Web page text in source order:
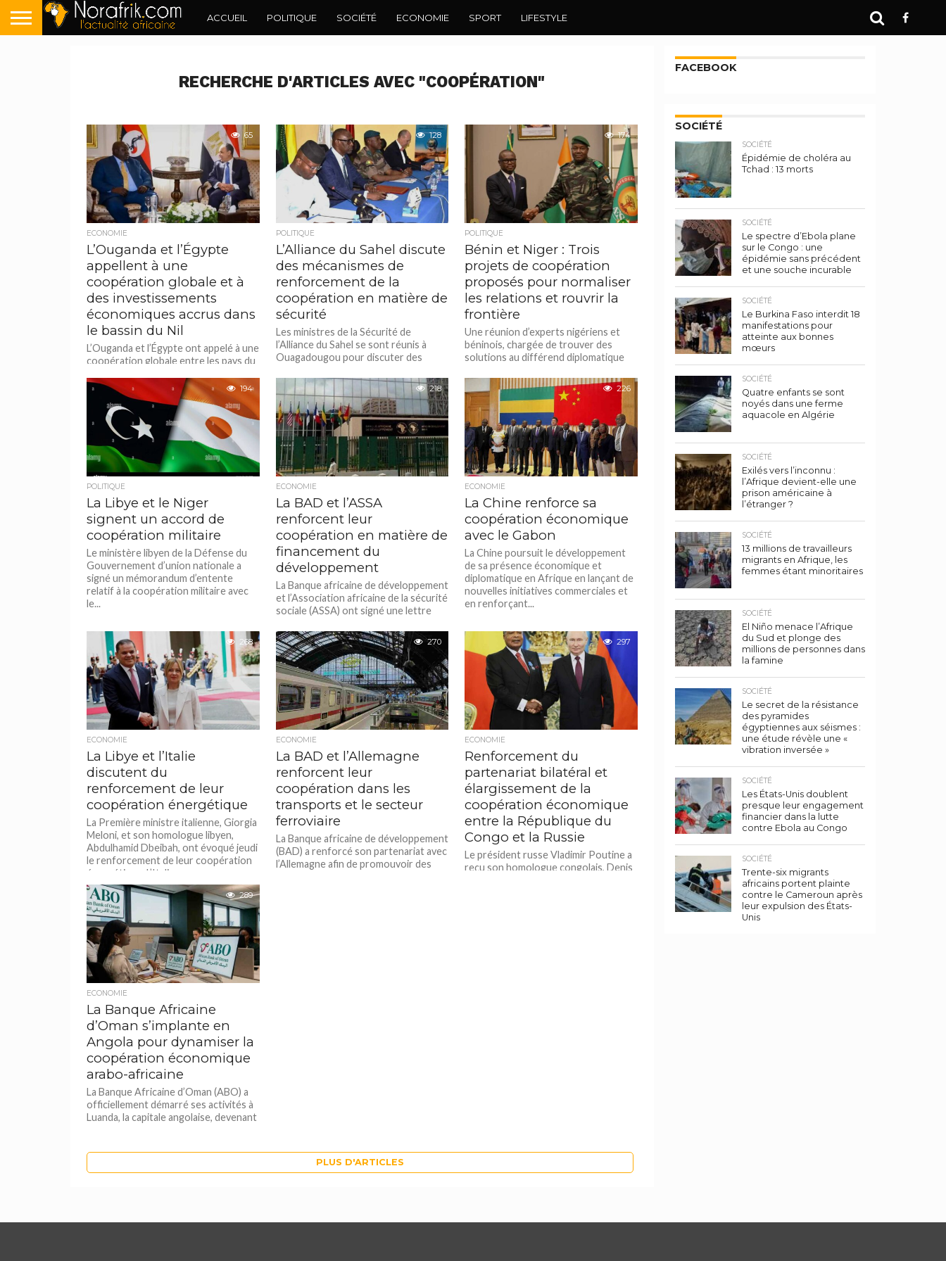
ACCUEIL POLITIQUE SOCIÉTÉ ECONOMIE SPORT LIFESTYLE
RECHERCHE D'ARTICLES AVEC "COOPÉRATION"
65
ECONOMIE
L’Ouganda et l’Égypte
appellent à une
coopération globale et à
des investissements
économiques accrus dans
le bassin du Nil
L’Ouganda et l’Égypte ont appelé à une
coopération globale entre les pays du
échanges commerciaux...
128
POLITIQUE
L’Alliance du Sahel discute
des mécanismes de
renforcement de la
coopération en matière de
sécurité
Les ministres de la Sécurité de
l’Alliance du Sahel se sont réunis à
Ouagadougou pour discuter des
174
POLITIQUE
Bénin et Niger : Trois
projets de coopération
proposés pour normaliser
les relations et rouvrir la
frontière
Une réunion d’experts nigériens et
béninois, chargée de trouver des
solutions au différend diplomatique
rouvrir...
194
POLITIQUE
La Libye et le Niger
signent un accord de
coopération militaire
Le ministère libyen de la Défense du
Gouvernement d’union nationale a
signé un mémorandum d’entente
relatif à la coopération militaire avec
le...
218
ECONOMIE
La BAD et l’ASSA
renforcent leur
coopération en matière de
financement du
développement
La Banque africaine de développement
et l’Association africaine de la sécurité
sociale (ASSA) ont signé une lettre
226
ECONOMIE
La Chine renforce sa
coopération économique
avec le Gabon
La Chine poursuit le développement
de sa présence économique et
diplomatique en Afrique en lançant de
nouvelles initiatives commerciales et
en renforçant...
268
ECONOMIE
La Libye et l’Italie
discutent du
renforcement de leur
coopération énergétique
La Première ministre italienne, Giorgia
Meloni, et son homologue libyen,
Abdulhamid Dbeibah, ont évoqué jeudi
le renforcement de leur coopération
énergétique. L’Italie...
270
ECONOMIE
La BAD et l’Allemagne
renforcent leur
coopération dans les
transports et le secteur
ferroviaire
La Banque africaine de développement
(BAD) a renforcé son partenariat avec
l’Allemagne afin de promouvoir des
297
ECONOMIE
Renforcement du
partenariat bilatéral et
élargissement de la
coopération économique
entre la République du
Congo et la Russie
Le président russe Vladimir Poutine a
reçu son homologue congolais, Denis
289
ECONOMIE
La Banque Africaine
d’Oman s’implante en
Angola pour dynamiser la
coopération économique
arabo-africaine
La Banque Africaine d’Oman (ABO) a
officiellement démarré ses activités à
Luanda, la capitale angolaise, devenant
PLUS D'ARTICLES
FACEBOOK
SOCIÉTÉ
SOCIÉTÉ
Épidémie de choléra au
Tchad : 13 morts
SOCIÉTÉ
Le spectre d’Ebola plane
sur le Congo : une
épidémie sans précédent
et une souche incurable
SOCIÉTÉ
Le Burkina Faso interdit 18
manifestations pour
atteinte aux bonnes
mœurs
SOCIÉTÉ
Quatre enfants se sont
noyés dans une ferme
aquacole en Algérie
SOCIÉTÉ
Exilés vers l’inconnu :
l’Afrique devient-elle une
prison américaine à
l’étranger ?
SOCIÉTÉ
13 millions de travailleurs
migrants en Afrique, les
femmes étant minoritaires
SOCIÉTÉ
El Niño menace l’Afrique
du Sud et plonge des
millions de personnes dans
la famine
SOCIÉTÉ
Le secret de la résistance
des pyramides
égyptiennes aux séismes :
une étude révèle une «
vibration inversée »
SOCIÉTÉ
Les États-Unis doublent
presque leur engagement
financier dans la lutte
contre Ebola au Congo
SOCIÉTÉ
Trente-six migrants
africains portent plainte
contre le Cameroun après
leur expulsion des États-
Unis